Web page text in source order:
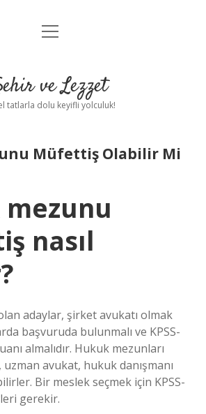
Anasayfa
Yasal Uyarı
menüyü
ve Lezzet
tatlarla dolu keyifli yolculuk!
Müfettiş Olabilir Mi
nasıl
adaylar, şirket avukatı olmak
başvuruda bulunmalı ve KPSS-
almalıdır. Hukuk mezunları
avukat, hukuk danışmanı
Bir meslek seçmek için KPSS-
gerekir.